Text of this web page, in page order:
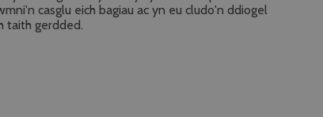
casglu eich bagiau ac yn eu cludo'n ddiogel
taith gerdded.